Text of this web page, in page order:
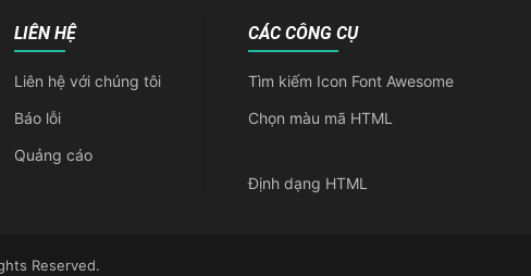
LIÊN HỆ
Liên hệ với chúng tôi
Báo lỗi
Quảng cáo
CÁC CÔNG CỤ
Tìm kiếm Icon Font Awesome
Chọn màu mã HTML
Định dạng HTML
Reserved.